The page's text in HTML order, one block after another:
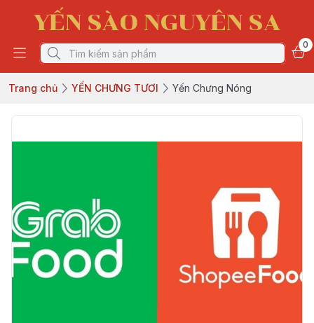
YẾN SÀO NGUYÊN SA
0
Trang chủ YẾN CHƯNG TƯƠI Yến Chưng Nóng